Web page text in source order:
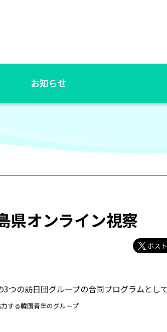
お知らせ
オンライン視察
の訪日団グループの合同プログラムとし
する韓国青年のグループ